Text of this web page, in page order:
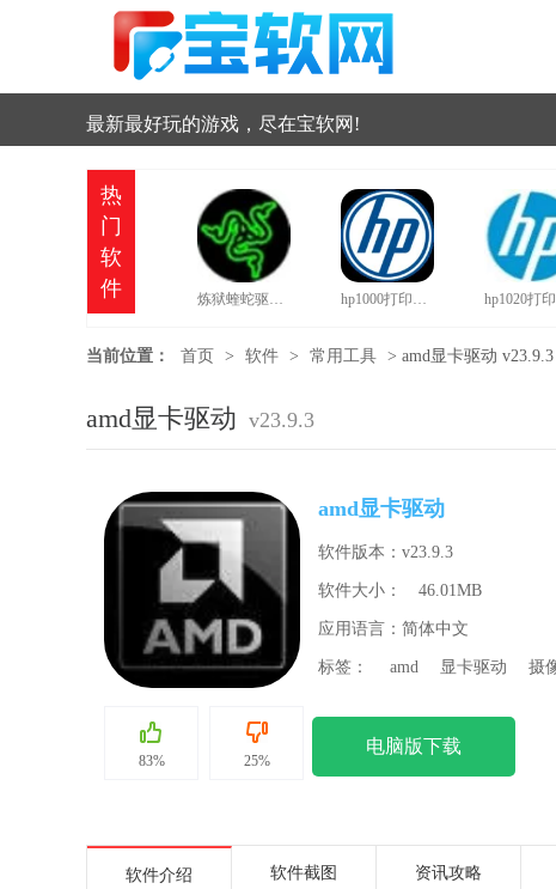
最新最好玩的游戏，尽在宝软网!
热
门
软
件
炼狱蝰蛇驱动中文版 hp1000打印机驱动
当前位置： 首页 > 软件 > 常用工具 > amd显卡驱动 v23.9.3
amd显卡驱动 v23.9.3
83% 25%
amd显卡驱动
软件版本：v23.9.3
软件大小： 46.01MB
应用语言：简体中文
标签： amd 显卡驱动 摄
电脑版下载
软件介绍 软件截图 资讯攻略